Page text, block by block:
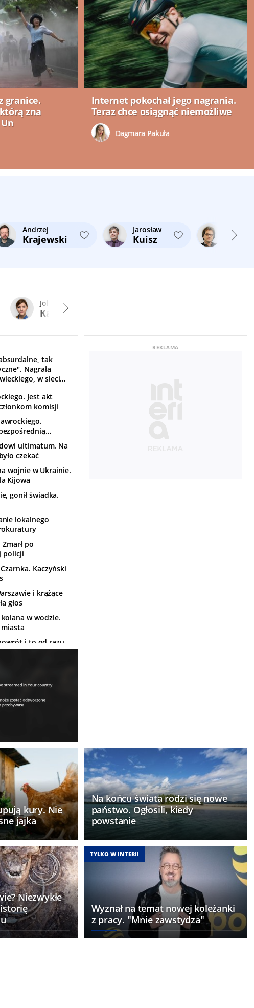
granice.
zna
Internet pokochał jego nagrania.
Teraz chce osiągnąć niemożliwe
Dagmara Pakuła
Andrzej
Krajewski
Jarosław
Kuisz
Cezary
Jolanta
Kamińska
tak
Nagrała
w sieci
Jest akt
komisji
ultimatum. Na
czekać
wojnie w Ukrainie.
Kijowa
gonił świadka.
lokalnego
po
policji
Kaczyński
i krążące
głos
w wodzie.
miasta
i to od razu
aż huczy od
ku przepaści.
jednego
kury. Nie
jajka
Na końcu świata rodzi się nowe
państwo. Ogłosili, kiedy
powstanie
Niezwykłe
TYLKO W INTERII
Wyznał na temat nowej koleżanki
z pracy. "Mnie zawstydza"